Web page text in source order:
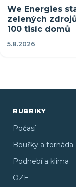
We Energies
zelených
100 tisíc domů
5.8.2026
RUBRIKY
Počasí
Bouřky a tornáda
Podnebí a klima
OZE